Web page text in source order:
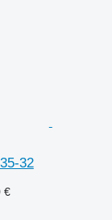
32
€